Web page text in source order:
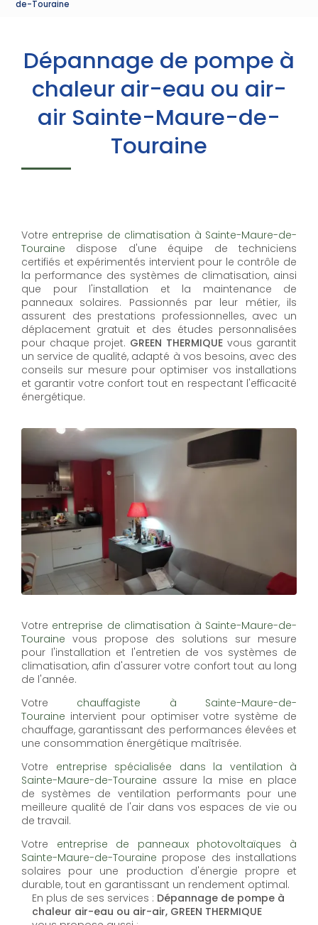
de-Touraine
Dépannage de pompe à
chaleur air-eau ou air-
air Sainte-Maure-de-
Touraine
Votre entreprise de climatisation à Sainte-Maure-de-
Touraine dispose d'une équipe de techniciens
certifiés et expérimentés intervient pour le contrôle de
la performance des systèmes de climatisation, ainsi
que pour l'installation et la maintenance de
panneaux solaires. Passionnés par leur métier, ils
assurent des prestations professionnelles, avec un
déplacement gratuit et des études personnalisées
pour chaque projet. GREEN THERMIQUE vous garantit
un service de qualité, adapté à vos besoins, avec des
conseils sur mesure pour optimiser vos installations
et garantir votre confort tout en respectant l'efficacité
énergétique.
Votre entreprise de climatisation à Sainte-Maure-de-
Touraine vous propose des solutions sur mesure
pour l'installation et l'entretien de vos systèmes de
climatisation, afin d'assurer votre confort tout au long
de l'année.
Votre chauffagiste à Sainte-Maure-de-
Touraine intervient pour optimiser votre système de
chauffage, garantissant des performances élevées et
une consommation énergétique maîtrisée.
Votre entreprise spécialisée dans la ventilation à
Sainte-Maure-de-Touraine assure la mise en place
de systèmes de ventilation performants pour une
meilleure qualité de l'air dans vos espaces de vie ou
de travail.
Votre entreprise de panneaux photovoltaïques à
Sainte-Maure-de-Touraine propose des installations
solaires pour une production d'énergie propre et
durable, tout en garantissant un rendement optimal.
En plus de ses services : Dépannage de pompe à
chaleur air-eau ou air-air, GREEN THERMIQUE